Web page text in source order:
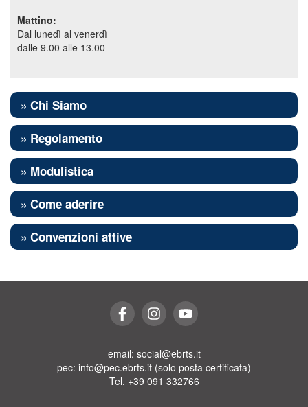
Mattino:
Dal lunedì al venerdì
dalle 9.00 alle 13.00
» Chi Siamo
» Regolamento
» Modulistica
» Come aderire
» Convenzioni attive
email: social@ebrts.it
pec: info@pec.ebrts.it (solo posta certificata)
Tel. +39 091 332766